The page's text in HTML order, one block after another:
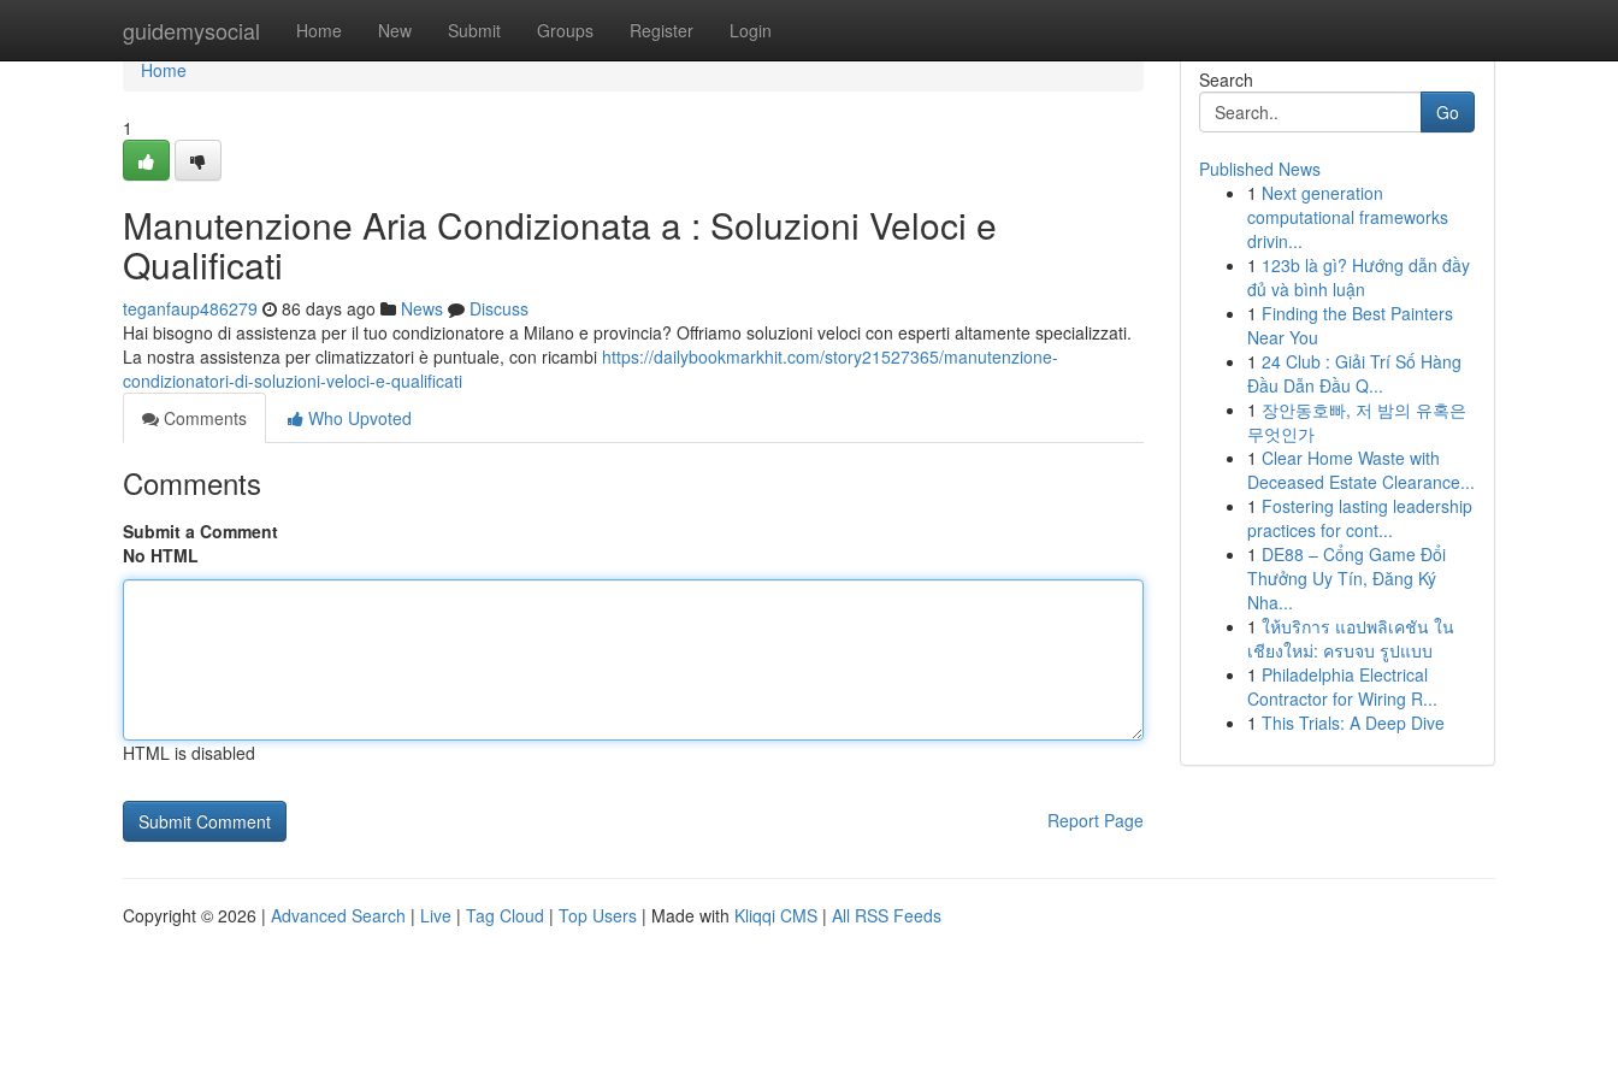
guidemysocial Home New Submit Groups Register Login
Home
Home
1
Manutenzione Aria Condizionata a : Soluzioni Veloci e
Qualificati
teganfaup486279 86 days ago News
Discuss
Hai bisogno di assistenza per il tuo condizionatore a Milano e provincia? Offriamo soluzioni veloci con esperti altamente specializzati.
La nostra assistenza per climatizzatori è puntuale, con ricambi https://dailybookmarkhit.com/story21527365/manutenzione-
condizionatori-di-soluzioni-veloci-e-qualificati
Comments
Who Upvoted
Comments
Submit a Comment
No HTML
HTML is disabled
Report Page
Search
Go
Published News
1 Next generation
computational frameworks
drivin...
1 123b là gì? Hướng dẫn đầy
đủ và bình luận
1 Finding the Best Painters
Near You
1 24 Club : Giải Trí Số Hàng
Đầu Dẫn Đầu Q...
1 장안동호빠, 저 밤의 유혹은
무엇인가
1 Clear Home Waste with
Deceased Estate Clearance...
1 Fostering lasting leadership
practices for cont...
1 DE88 – Cổng Game Đổi
Thưởng Uy Tín, Đăng Ký
Nha...
1 ให้บริการ แอปพลิเคชัน ใน
เชียงใหม่: ครบจบ รูปแบบ
1 Philadelphia Electrical
Contractor for Wiring R...
1 This Trials: A Deep Dive
Copyright © 2026 | Advanced Search | Live | Tag Cloud | Top Users | Made with Kliqqi CMS | All RSS Feeds